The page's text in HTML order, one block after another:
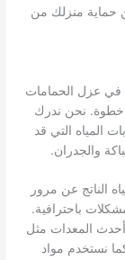
حماية منزلك من
في عزل الحمامات
خطوة. نحن ندرك
المياه التي قد
والجدران.
الناتج عن مرور
باحترافية.
أحدث المعدات مثل
نستخدم مواد